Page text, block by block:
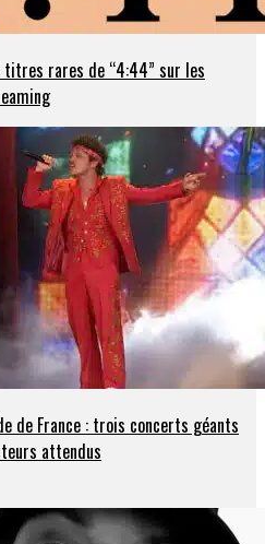
rares de “4:44” sur les
de France : trois concerts géants
attendus